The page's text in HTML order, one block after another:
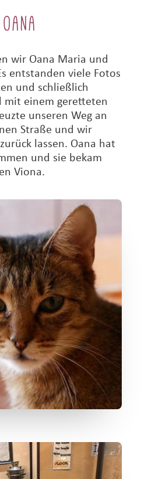
wir Oana Maria und
entstanden viele Fotos
und schließlich
mit einem geretteten
unseren Weg an
Straße und wir
lassen. Oana hat
und sie bekam
Viona.